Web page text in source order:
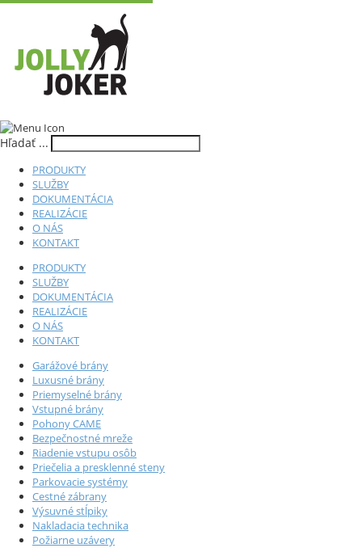
Hľadať ...
PRODUKTY
SLUŽBY
DOKUMENTÁCIA
REALIZÁCIE
O NÁS
KONTAKT
PRODUKTY
SLUŽBY
DOKUMENTÁCIA
REALIZÁCIE
O NÁS
KONTAKT
Garážové brány
Luxusné brány
Priemyselné brány
Vstupné brány
Pohony CAME
Bezpečnostné mreže
Riadenie vstupu osôb
Priečelia a presklenné steny
Parkovacie systémy
Cestné zábrany
Výsuvné stĺpiky
Nakladacia technika
Požiarne uzávery